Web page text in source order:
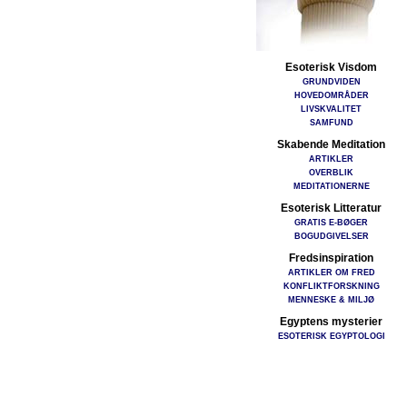
Esoterisk Visdom
GRUNDVIDEN
HOVEDOMRÅDER
LIVSKVALITET
SAMFUND
Skabende Meditation
ARTIKLER
OVERBLIK
MEDITATIONERNE
Esoterisk Litteratur
GRATIS E-BØGER
BOGUDGIVELSER
Fredsinspiration
ARTIKLER OM FRED
KONFLIKTFORSKNING
MENNESKE & MILJØ
Egyptens mysterier
ESOTERISK EGYPTOLOGI